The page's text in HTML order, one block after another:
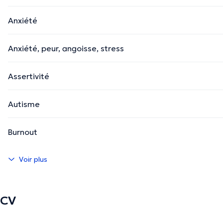
Anxiété
Anxiété, peur, angoisse, stress
Assertivité
Autisme
Burnout
Voir plus
CV